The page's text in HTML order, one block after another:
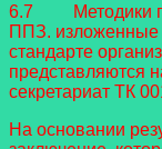
6.7 Методики
ППЗ. изложенные
стандарте
представляются
секретариат ТК
На основании